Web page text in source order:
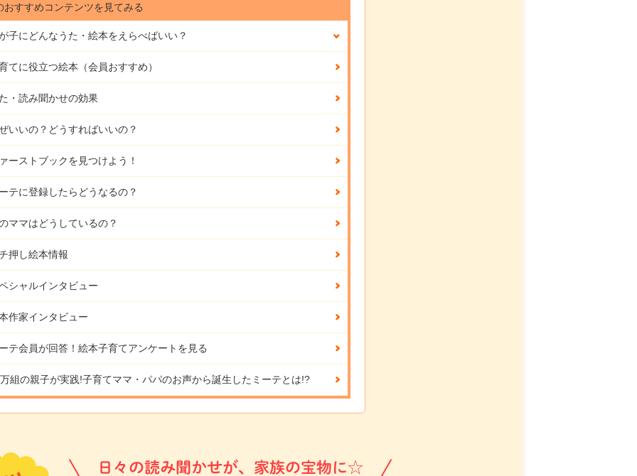
おすすめコンテンツを見てみる
子にどんなうた・絵本をえらべばいい？
てに役立つ絵本（会員おすすめ）
・読み聞かせの効果
いいの？どうすればいいの？
ーストブックを見つけよう！
テに登録したらどうなるの？
ママはどうしているの？
押し絵本情報
シャルインタビュー
作家インタビュー
テ会員が回答！ 絵本子育てアンケートを見る
組の親子が実践!子育てママ・パパのお声から誕生したミーテとは!?
日々の読み聞かせが、家族の宝物に☆